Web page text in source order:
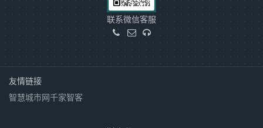
联系微信客服
友情链接
智慧城市网千家智客